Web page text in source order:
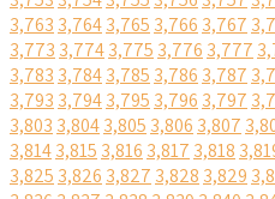
3,763 3,7643,765 3,766 3,767
3,773 3,7743,775 3,776 3,777
3,783 3,7843,785 3,786 3,787
3,793 3,7943,795 3,796 3,797
3,803 3,8043,805 3,806 3,807
3,8143,815 3,816 3,817 3,818
3,825 3,826 3,827 3,828 3,829